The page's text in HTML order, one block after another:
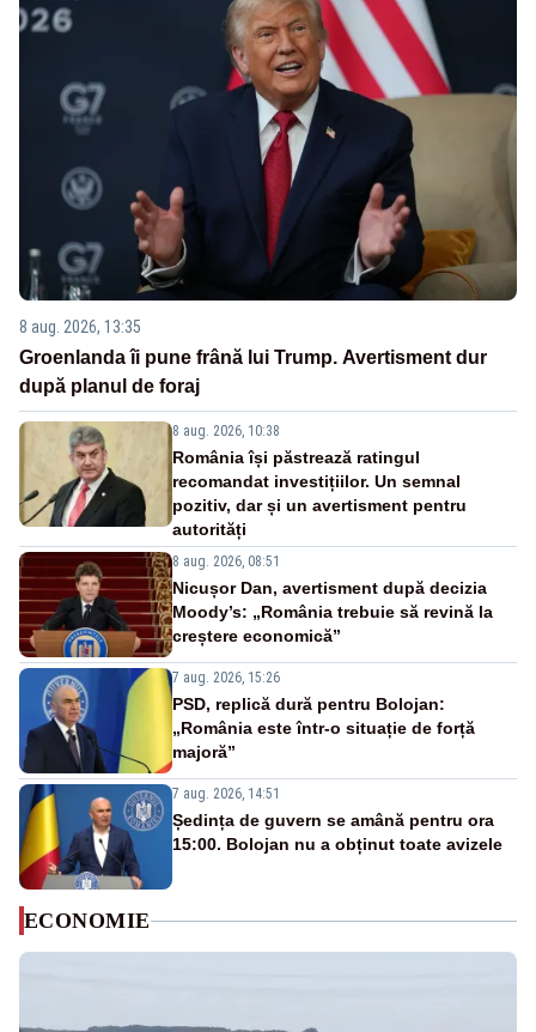
8 aug. 2026, 13:35
Groenlanda îi pune frână lui Trump. Avertisment dur
după planul de foraj
8 aug. 2026, 10:38
România își păstrează ratingul
recomandat investițiilor. Un semnal
pozitiv, dar și un avertisment pentru
autorități
8 aug. 2026, 08:51
Nicușor Dan, avertisment după decizia
Moody’s: „România trebuie să revină la
creștere economică”
7 aug. 2026, 15:26
PSD, replică dură pentru Bolojan:
„România este într-o situație de forță
majoră”
7 aug. 2026, 14:51
Ședința de guvern se amână pentru ora
15:00. Bolojan nu a obținut toate avizele
ECONOMIE